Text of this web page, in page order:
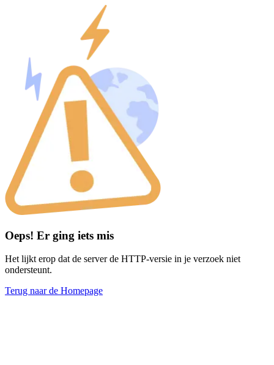
Oeps! Er ging iets mis
Het lijkt erop dat de server de HTTP-versie in je verzoek niet
ondersteunt.
Terug naar de Homepage